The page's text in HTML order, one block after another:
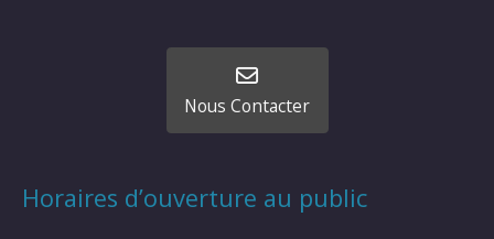
Nous Contacter
Horaires d’ouverture au public